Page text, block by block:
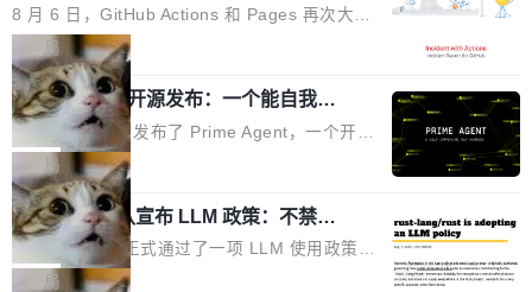
型智能设备的开发、连接与互联提供关键支撑，
也为产业链企业探索产品创新与商业增长打开新
的空间。 8月14日，开源鸿蒙智能硬件开发者日
（OHDD：OpenHarmony Hardware Develope
r Day）将在杭州启航。活动面向智能硬件产业
链企业和开发者，邀请行业专家与资深技术顾
问，围绕开源鸿蒙技术能力、设备适配、芯片适
配、功耗与稳定性调优、兼容性测评及统一互联
等内容展开系统讲解和实战交流，帮助企业进一
步了解开源鸿蒙在智能...
8 月 6 日，GitHub Actions 和 Pages 再次大规
模服务降级，Actions 完全不可用超过 5 小时，
webhook 停发，连自托管 runner 也因调度层故
障无法工作。Pages、Copilot code review、C
opilot coding agent 全部受影响。从检测到完全
恢复，大约 12 小时。 这是 2026 年 8 月的第六
起事故，其中四起与 AI/Copilot 服务相关。 Git
Hub 员工 kdaigle 在 HN 讨论中贴出了一组数
据：2025 年全年 10 亿次 commit。现在，每周
2.75 亿次，全年预计 140 亿次。GitHub...
局
Prime Agent 开源发布：一个能自我改
进的编程 Agent，ARC-AGI 3 超越人类
专家基线
Prime Intellect 发布了 Prime Agent，一个开源
的编程 Agent Harness，核心设计围绕两个抽
象：Recursive Language Model（RLM）和 C
ontinual Harness。在 ARC-AGI 3 基准测试
上，Prime Agent + Opus 5 的组合达到了 95.
5% RHAE Best@1，超过了 ARC 报告的人类专
局
Rust 项目团队宣布 LLM 政策：不禁
止，但你要承认哪些代码不是你写的
Rust 语言项目正式通过了一项 LLM 使用政策，
覆盖 rust-lang/rust 单一仓库的代码贡献。这不
局